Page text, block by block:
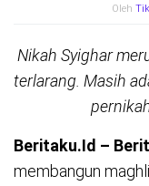
Oleh
Nikah Syighar
terlarang. Masih
Beritaku.Id –
membangun